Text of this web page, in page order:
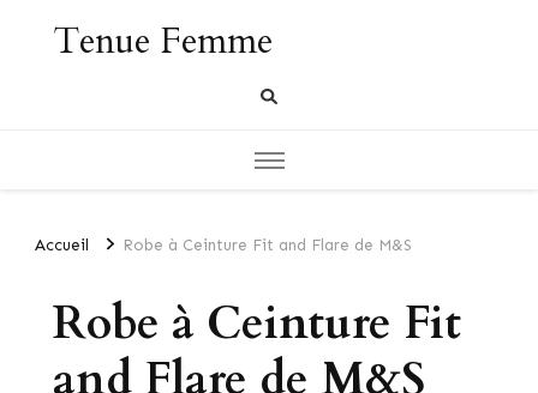
Tenue Femme
Accueil Robe à Ceinture Fit and Flare de M&S
Robe à Ceinture Fit
and Flare de M&S